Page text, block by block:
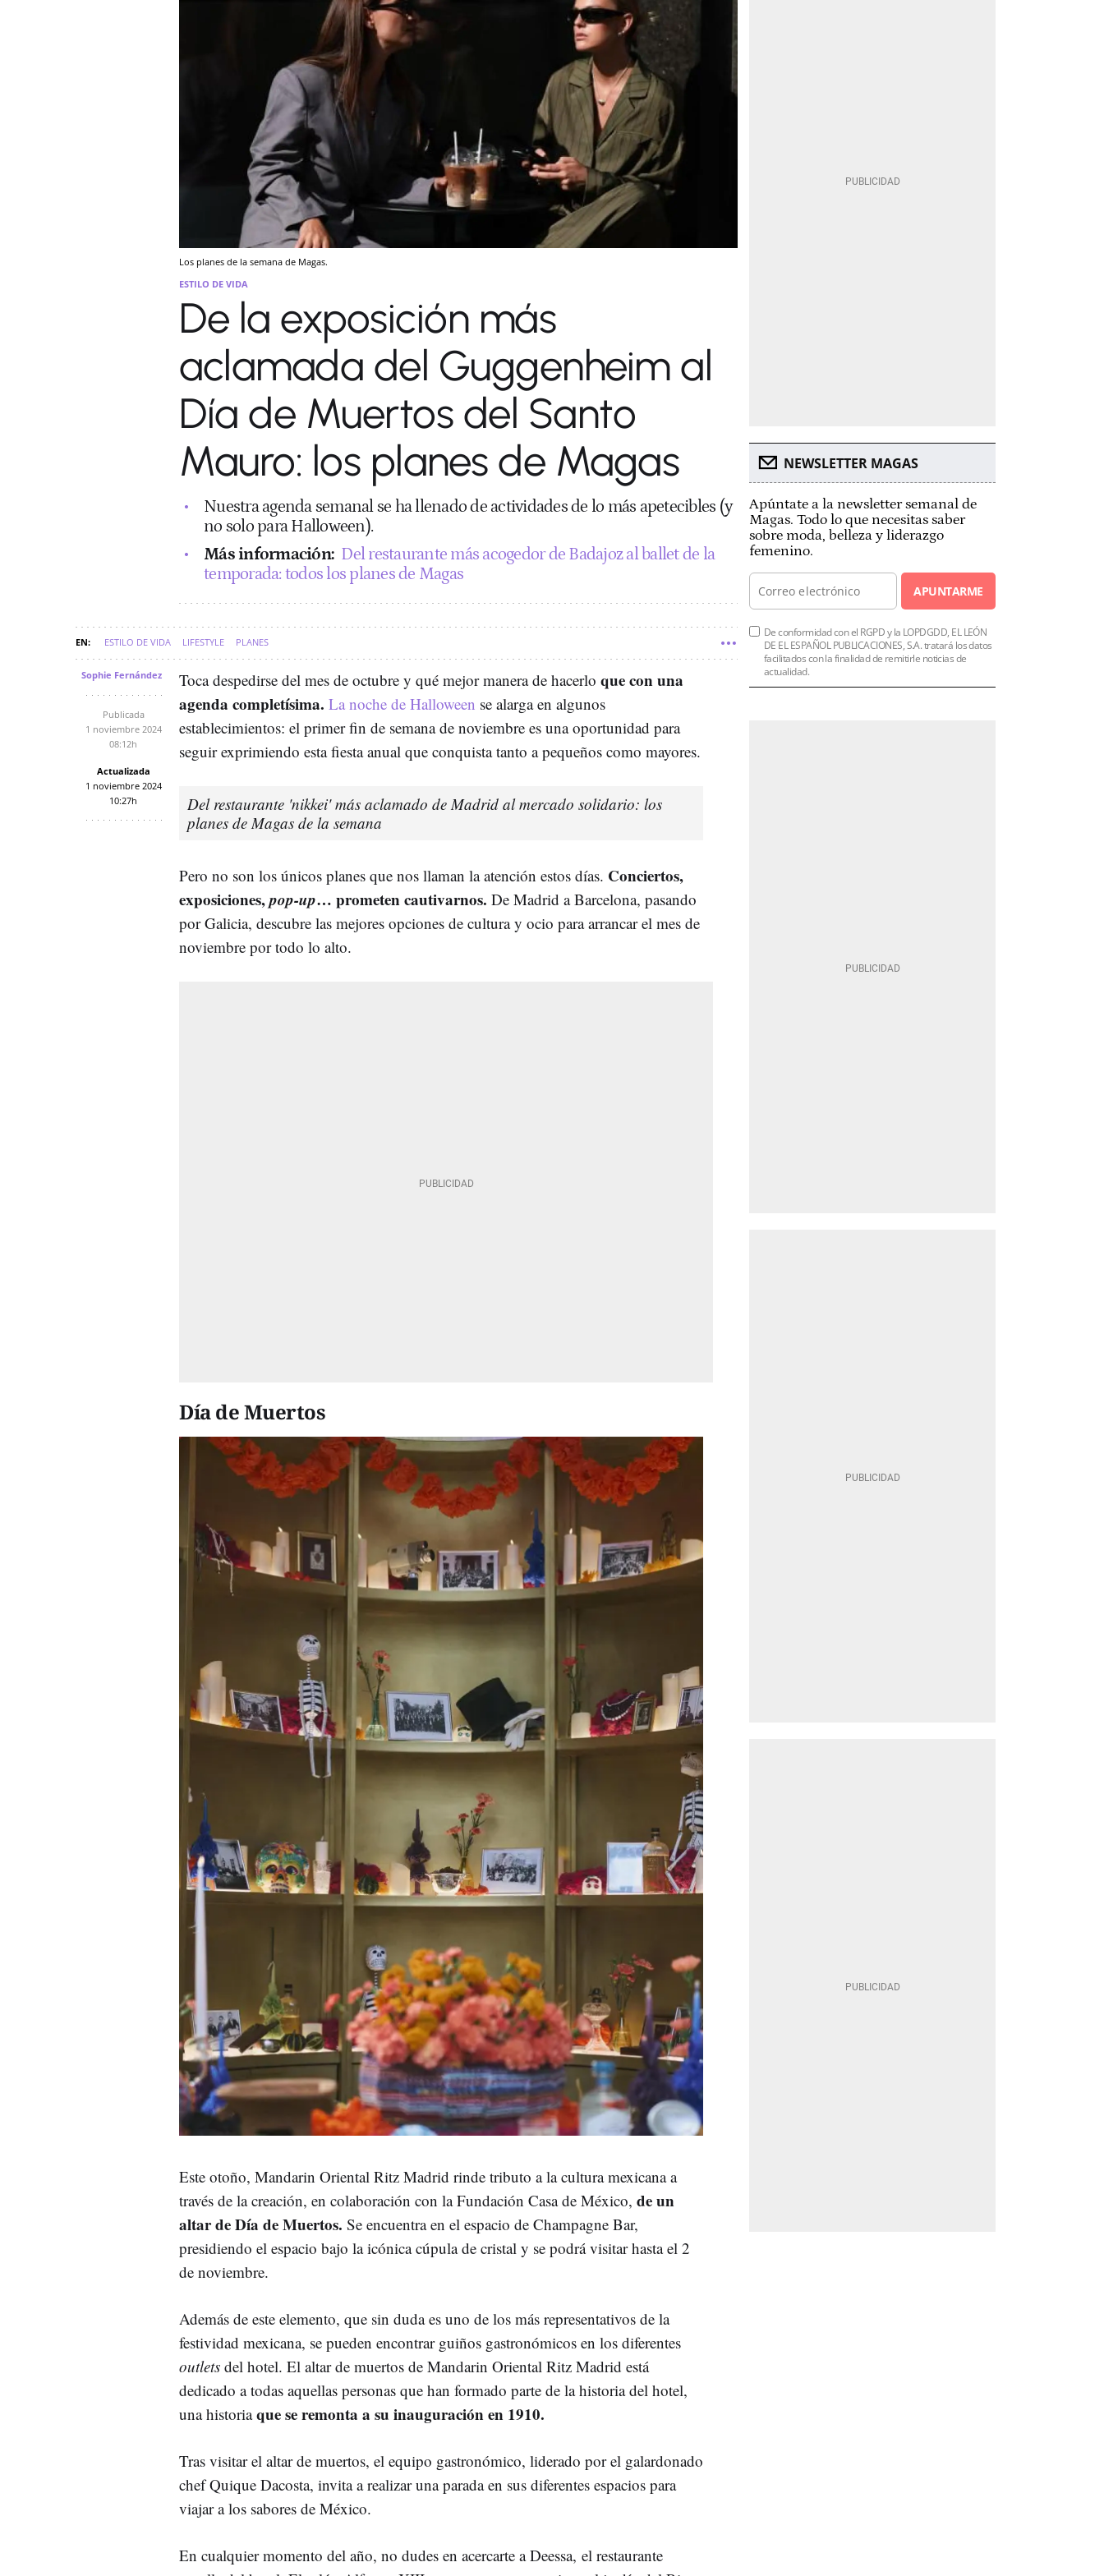
Los planes de la semana de Magas.
ESTILO DE VIDA
De la exposición más
aclamada del Guggenheim al
Día de Muertos del Santo
Mauro: los planes de Magas
Nuestra agenda semanal se ha llenado de actividades de lo más apetecibles (y
no solo para Halloween).
Más información: Del restaurante más acogedor de Badajoz al ballet de la
temporada: todos los planes de Magas
ESTILO DE VIDA LIFESTYLE PLANES
Sophie Fernández
Publicada
1 noviembre 2024
08:12h
Actualizada
1 noviembre 2024
10:27h
Toca despedirse del mes de octubre y qué mejor manera de hacerlo que con una
agenda completísima. La noche de Halloween se alarga en algunos
establecimientos: el primer fin de semana de noviembre es una oportunidad para
seguir exprimiendo esta fiesta anual que conquista tanto a pequeños como mayores.
Del restaurante 'nikkei' más aclamado de Madrid al mercado solidario: los
planes de Magas de la semana
Pero no son los únicos planes que nos llaman la atención estos días. Conciertos,
exposiciones,pop-up… prometen cautivarnos. De Madrid a Barcelona, pasando
por Galicia, descubre las mejores opciones de cultura y ocio para arrancar el mes de
noviembre por todo lo alto.
Día de Muertos
Este otoño, Mandarin Oriental Ritz Madrid rinde tributo a la cultura mexicana a
través de la creación, en colaboración con la Fundación Casa de México, de un
altar de Día de Muertos. Se encuentra en el espacio de Champagne Bar,
presidiendo el espacio bajo la icónica cúpula de cristal y se podrá visitar hasta el 2
de noviembre.
Además de este elemento, que sin duda es uno de los más representativos de la
festividad mexicana, se pueden encontrar guiños gastronómicos en los diferentes
outlets del hotel. El altar de muertos de Mandarin Oriental Ritz Madrid está
dedicado a todas aquellas personas que han formado parte de la historia del hotel,
una historiaque se remonta a su inauguración en 1910.
Tras visitar el altar de muertos, el equipo gastronómico, liderado por el galardonado
chef Quique Dacosta, invita a realizar una parada en sus diferentes espacios para
viajar a los sabores de México.
En cualquier momento del año, no dudes en acercarte a Deessa, el restaurante
NEWSLETTER MAGAS
Apúntate a la newsletter semanal de
Magas. Todo lo que necesitas saber
sobre moda, belleza y liderazgo
femenino.
APUNTARME
De conformidad con el RGPD y la LOPDGDD, EL LEÓN
DE EL ESPAÑOL PUBLICACIONES, S.A. tratará los datos
facilitados con la finalidad de remitirle noticias de
actualidad.